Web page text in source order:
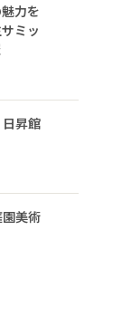
力を
ミッ
昇館
美術